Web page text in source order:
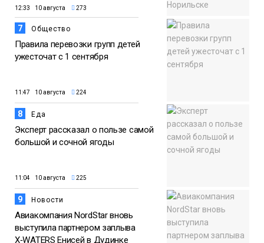
12:33 10 августа 273
7 Общество
Правила перевозки групп детей
ужесточат с 1 сентября
11:47 10 августа 224
8 Еда
Эксперт рассказал о пользе самой
большой и сочной ягоды
11:04 10 августа 225
9 Новости
Авиакомпания NordStar вновь
выступила партнером заплыва
X‑WATERS Енисей в Дудинке